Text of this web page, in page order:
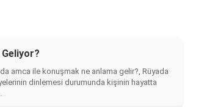
Geliyor?
amca ile konuşmak ne anlama gelir?, Rüyada
dinlemesi durumunda kişinin hayatta